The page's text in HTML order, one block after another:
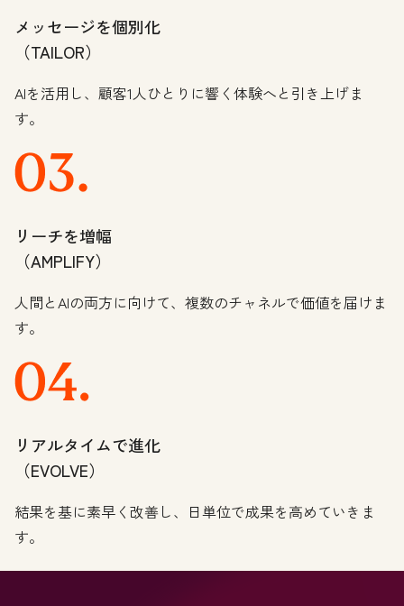
メッセージを個別化
（TAILOR）
AIを活用し、顧客1人ひとりに響く体験へと引き上げま
す。
リーチを増幅
（AMPLIFY）
人間とAIの両方に向けて、複数のチャネルで価値を届けま
す。
リアルタイムで進化
（EVOLVE）
結果を基に素早く改善し、日単位で成果を高めていきま
す。